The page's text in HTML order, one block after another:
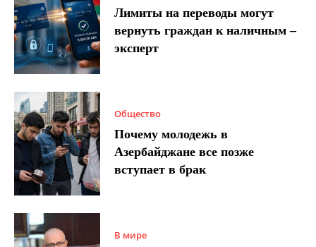
Лимиты на переводы могут
вернуть граждан к наличным –
эксперт
Общество
Почему молодежь в
Азербайджане все позже
вступает в брак
В мире